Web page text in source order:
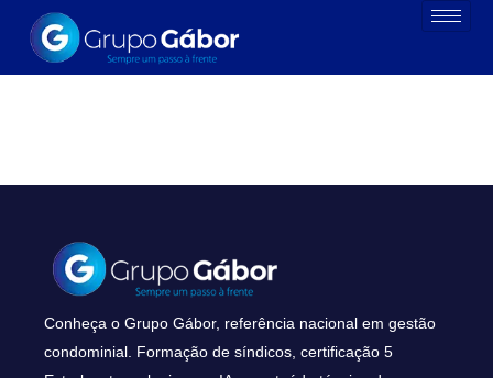
Conheça o Grupo Gábor, referência nacional em gestão
condominial. Formação de síndicos, certificação 5